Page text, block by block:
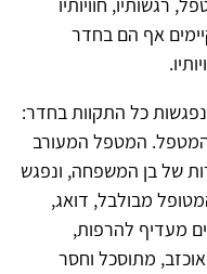
רגשותיו, חוויותיו
אף הם בחדר
כל התקוות בחדר:
המטפל. המטפל המעורב
של בן המשפחה, ונפגש
מבולבל, דואג,
מעדיף להרפות,
מתוסכל וחסר